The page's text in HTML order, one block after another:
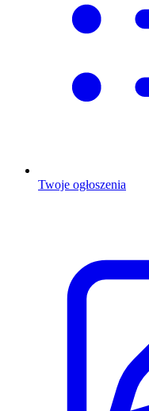
Twoje ogłoszenia